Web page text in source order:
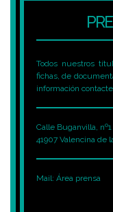
Todos nuestros
fichas, de
información
Calle Buganvilla,
41907 Valencina de
Mail: Área prensa